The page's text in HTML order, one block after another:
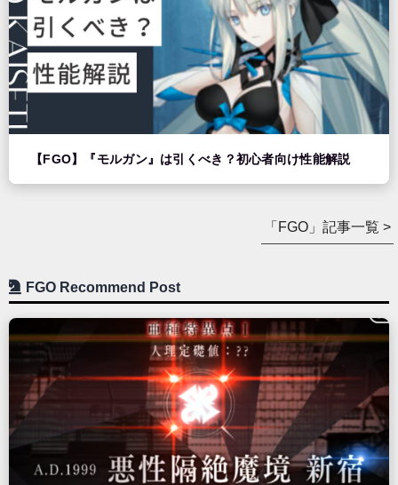
【FGO】『モルガン』は引くべき？初心者向け性能解説
「FGO」記事一覧 >
FGO Recommend Post